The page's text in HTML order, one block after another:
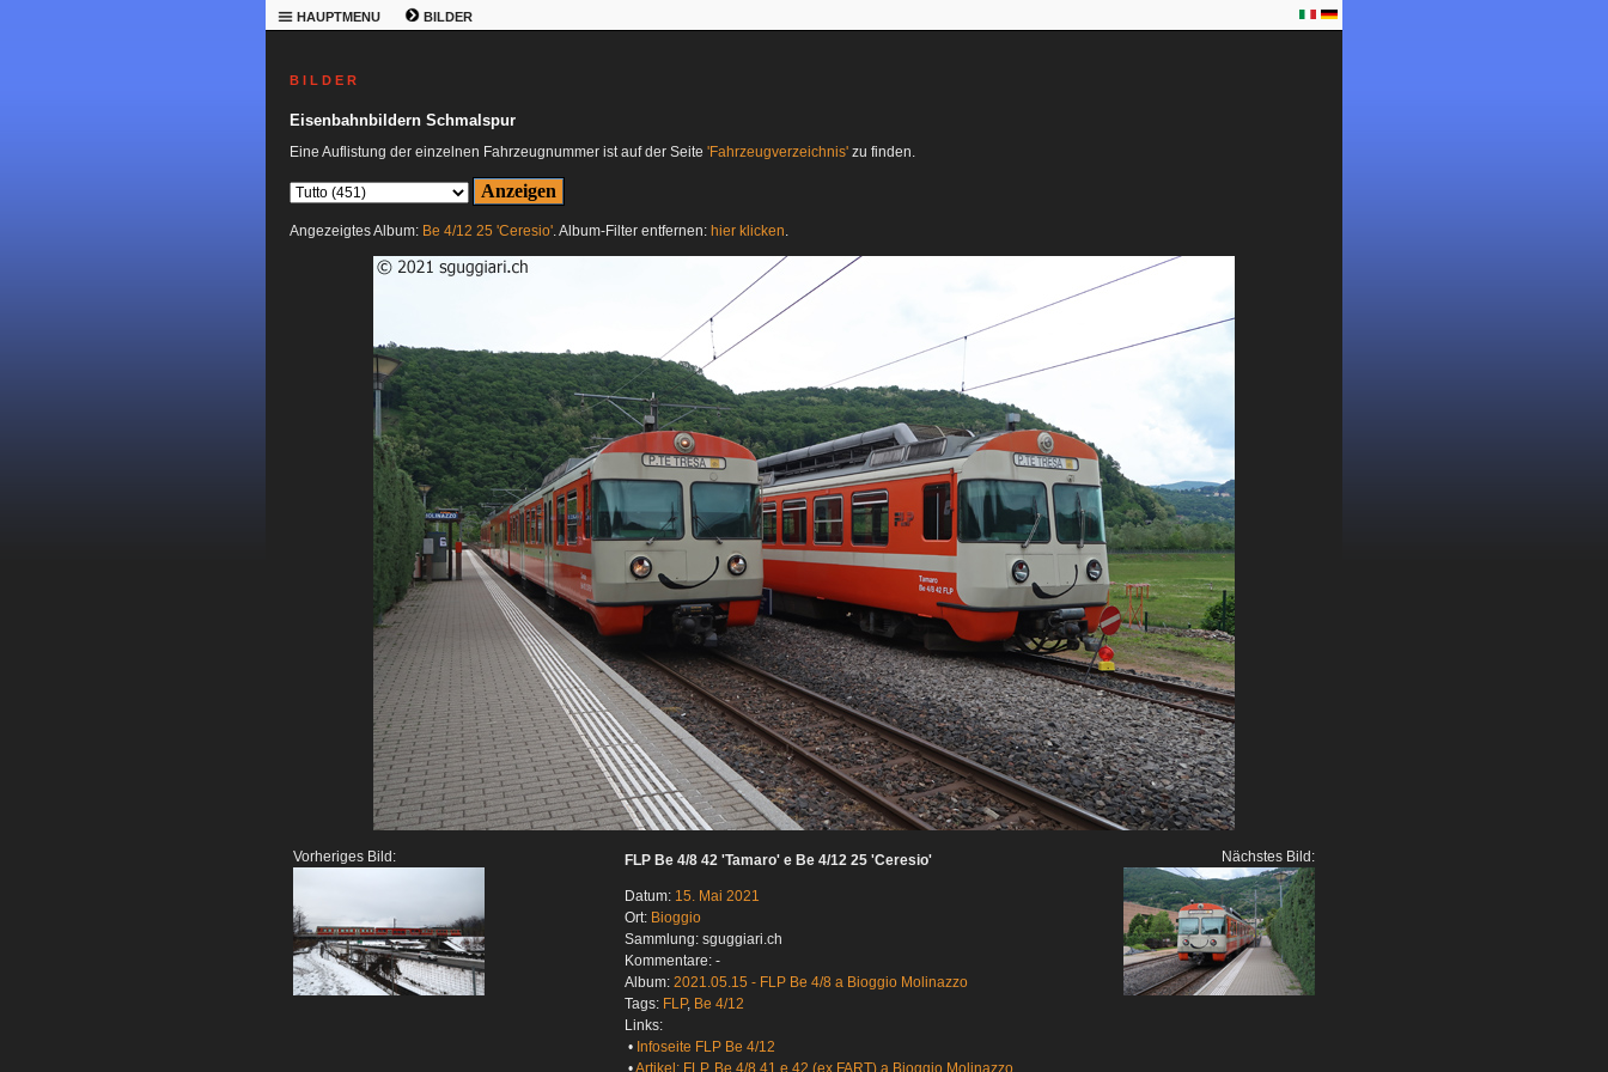
HAUPTMENU BILDER
B I L D E R
Eisenbahnbildern Schmalspur
Eine Auflistung der einzelnen Fahrzeugnummer ist auf der Seite 'Fahrzeugverzeichnis' zu finden.
Angezeigtes Album: Be 4/12 25 'Ceresio'. Album-Filter entfernen: hier klicken.
Vorheriges Bild: FLP Be 4/8 42 'Tamaro' e Be 4/12 25 'Ceresio'
Datum: 15. Mai 2021
Ort: Bioggio
Sammlung: sguggiari.ch
Kommentare: -
Album: 2021.05.15 - FLP Be 4/8 a Bioggio Molinazzo
Tags: FLP, Be 4/12
Links:
• Infoseite FLP Be 4/12
Nächstes Bild: